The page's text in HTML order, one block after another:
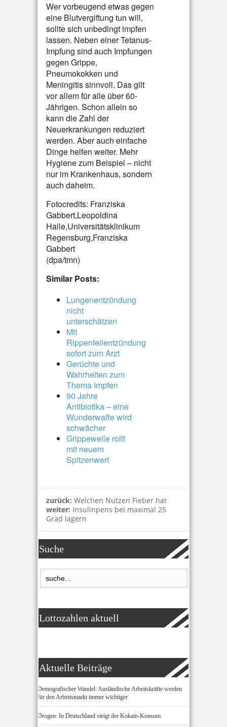
Wer vorbeugend etwas gegen
eine Blutvergiftung tun will,
sollte sich unbedingt impfen
lassen. Neben einer Tetanus-
Impfung sind auch Impfungen
gegen Grippe,
Pneumokokken und
Meningitis sinnvoll. Das gilt
vor allem für alle über 60-
Jährigen. Schon allein so
kann die Zahl der
Neuerkrankungen reduziert
werden. Aber auch einfache
Dinge helfen weiter. Mehr
Hygiene zum Beispiel – nicht
nur im Krankenhaus, sondern
auch daheim.
Fotocredits: Franziska
Gabbert,Leopoldina
Halle,Universitätsklinikum
Regensburg,Franziska
Gabbert
(dpa/tmn)
Similar Posts:
Lungenentzündung
nicht
unterschätzen
Mit
Rippenfellentzündung
sofort zum Arzt
Gerüchte und
Wahrheiten zum
Thema Impfen
90 Jahre
Antibiotika – eine
Wunderwaffe wird
schwächer
Grippewelle rollt
mit neuem
Spitzenwert
zurück: Welchen Nutzen Fieber hat
weiter: Insulinpens bei maximal 25
Grad lagern
Suche
Lottozahlen aktuell
Aktuelle Beiträge
Demografischer Wandel: Ausländische Arbeitskräfte werden
für den Arbeitsmarkt immer wichtiger
Drogen: In Deutschland steigt der Kokain-Konsum